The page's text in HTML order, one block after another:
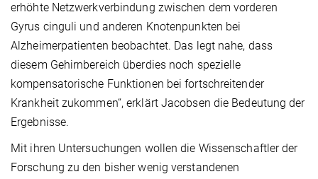
erhöhte Netzwerkverbindung zwischen dem vorderen
Gyrus cinguli und anderen Knotenpunkten bei
Alzheimerpatienten beobachtet. Das legt nahe, dass
diesem Gehirnbereich überdies noch spezielle
kompensatorische Funktionen bei fortschreitender
Krankheit zukommen“, erklärt Jacobsen die Bedeutung der
Ergebnisse.
Mit ihren Untersuchungen wollen die Wissenschaftler der
Forschung zu den bisher wenig verstandenen